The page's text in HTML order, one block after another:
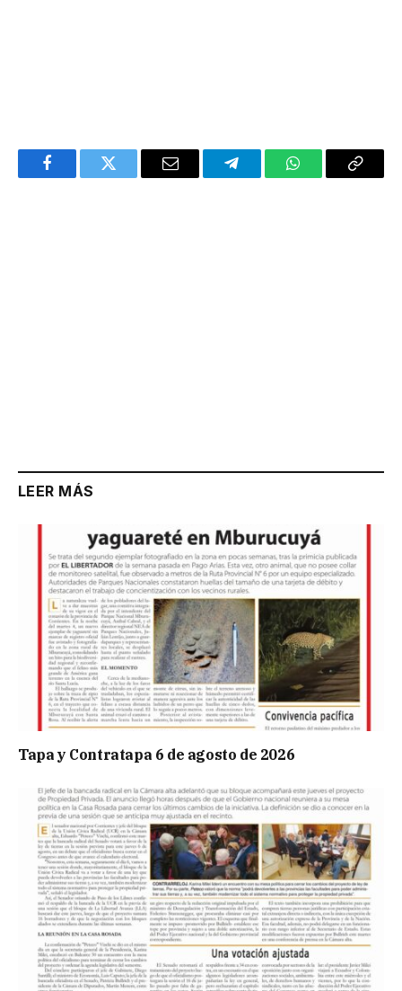
FacebookTwitter Email TelegramWhatsAppCopy
LEER MÁS
Tapa y Contratapa 6 de agosto de 2026